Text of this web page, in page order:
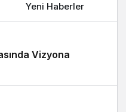
Yeni Haberler
Vizyona